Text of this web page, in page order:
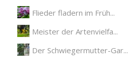
Flieder fladern im Früh...
Meister der Artenvielfa...
Der Schwiegermutter-Gar...